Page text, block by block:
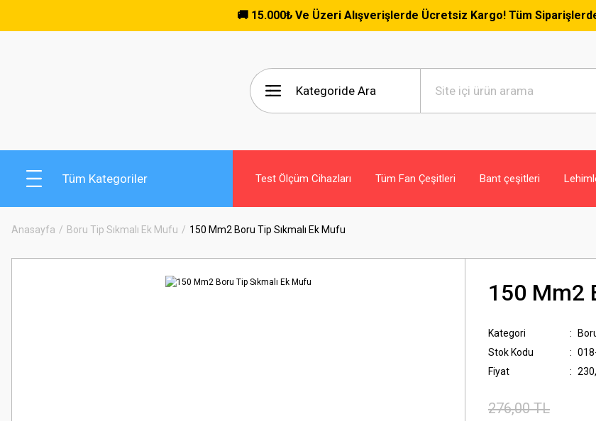
🚚 15.000₺ Ve Üzeri Alışverişlerde Ücretsiz Kargo! Tüm Siparişlerde
Tüm Kategoriler Test Ölçüm Cihazları Tüm Fan Çeşitleri Bant çeşitleri
Anasayfa Boru Tip Sıkmalı Ek Mufu 150 Mm2 Boru Tip Sıkmalı Ek Mufu
150 Mm2
Kategori
Stok Kodu
Fiyat
276,00 TL